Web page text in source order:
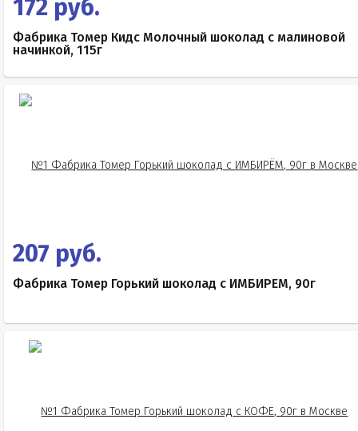
172 руб.
Фабрика Томер Кидс Молочный шоколад с малиновой
начинкой, 115г
207 руб.
Фабрика Томер Горький шоколад с ИМБИРЁМ, 90г